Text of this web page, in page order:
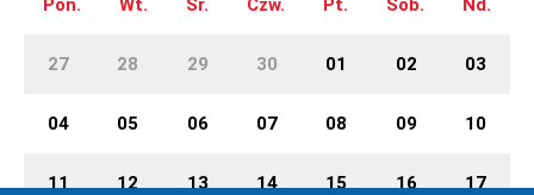
Pon. Wt. Śr. Czw. Pt. Sob. Nd.
27 28 29 30 01 02 03
04 05 06 07 08 09 10
11 12 13 14 15 16 17